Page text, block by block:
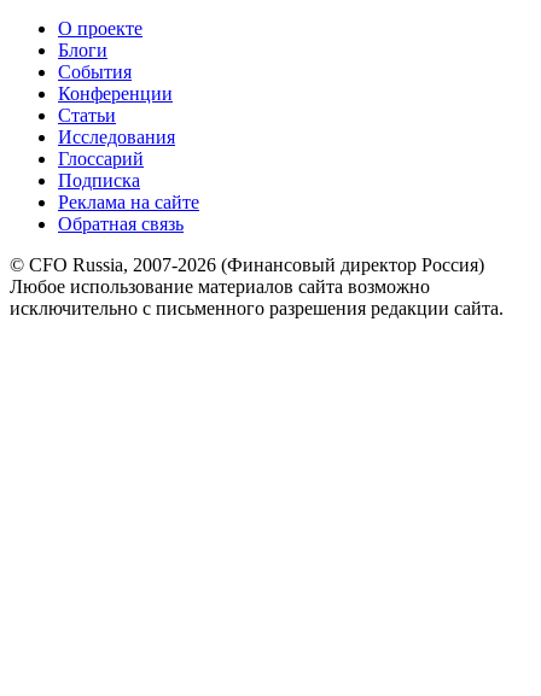
О проекте
Блоги
События
Конференции
Статьи
Исследования
Глоссарий
Подписка
Реклама на сайте
Обратная связь
© CFO Russia, 2007-2026 (Финансовый директор Россия)
Любое использование материалов сайта возможно
исключительно с письменного разрешения редакции сайта.